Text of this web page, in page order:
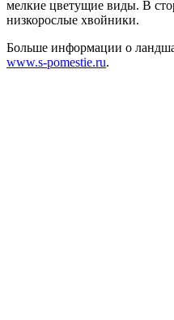
мелкие цветущие виды. В
низкорослые хвойники.
Больше информации о
www.s-pomestie.ru.